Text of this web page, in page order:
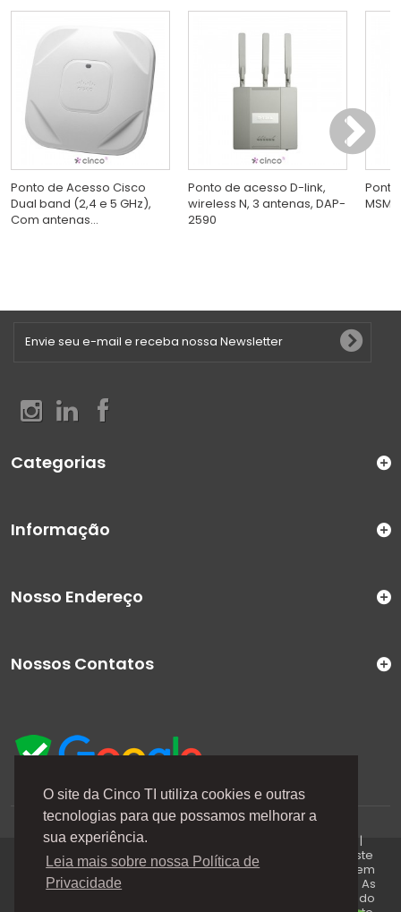
O site da Cinco TI utiliza cookies e outras
tecnologias para que possamos melhorar a
sua experiência.
Leia mais sobre nossa Política de
Privacidade
Ponto de Acesso Cisco
Dual band (2,4 e 5 GHz),
Com antenas...
Ponto de acesso D-link,
wireless N, 3 antenas, DAP-
2590
Categorias
Informação
A Cinco TI (5TI) é uma marca registrada de CINCO TI
COMERCIO E SERVICOS LTDA | CNPJ: 08.307.867/0001-04 |
Todos os direitos reservados. Os preços anunciados neste
site ou via e-mails promocionais podem ser alterados sem
prévio aviso. A 5TI não é responsável por erros descritos. As
fotos contidas nessa página são meramente ilustrativas do
Nosso Endereço
Nossos Contatos